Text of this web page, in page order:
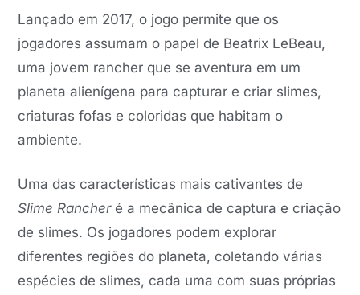
Lançado em 2017, o jogo permite que os
jogadores assumam o papel de Beatrix LeBeau,
uma jovem rancher que se aventura em um
planeta alienígena para capturar e criar slimes,
criaturas fofas e coloridas que habitam o
ambiente.
Uma das características mais cativantes de
Slime Rancheré a mecânica de captura e criação
de slimes. Os jogadores podem explorar
diferentes regiões do planeta, coletando várias
espécies de slimes, cada uma com suas próprias